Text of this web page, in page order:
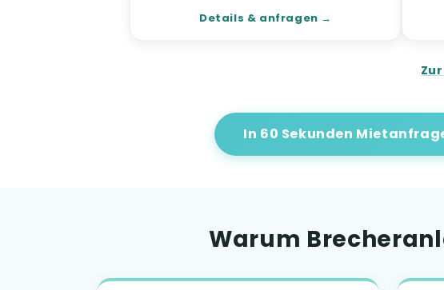
Details & anfragen
In 60 Sekunden
Warum